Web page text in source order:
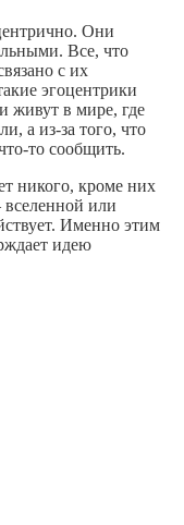
Они
Все, что
с их
эгоцентрики
живут в мире, где
а из-за того, что
то сообщить.
никого, кроме них
или
Именно этим
идею